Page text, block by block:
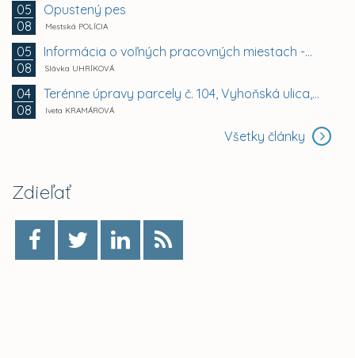
05
08
Opustený pes
Mestská POLÍCIA
05
08
Informácia o voľných pracovných miestach -...
Slávka UHRÍKOVÁ
04
08
Terénne úpravy parcely č. 104, Vyhoňská ulica,...
Iveta KRAMÁROVÁ
Všetky články
Zdieľať